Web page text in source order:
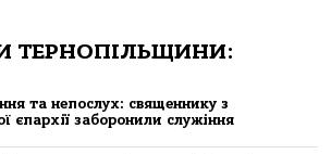
ТЕРНОПІЛЬЩИНИ:
та непослух: священнику з
єпархії заборонили служіння